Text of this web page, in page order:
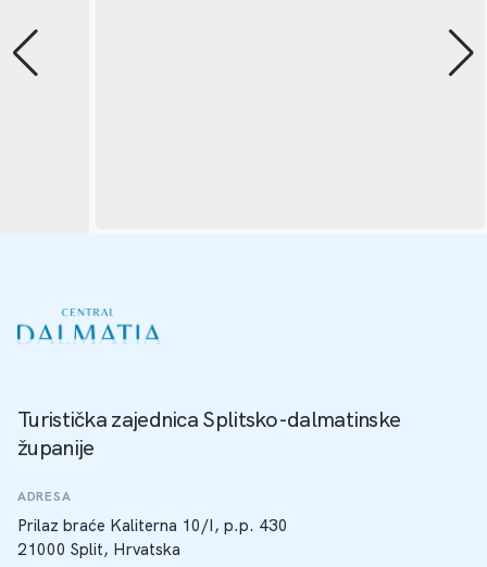
Turistička zajednica Splitsko-dalmatinske
županije
ADRESA
Prilaz braće Kaliterna 10/I, p.p. 430
21000 Split, Hrvatska